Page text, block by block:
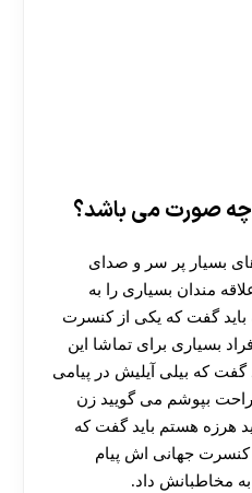
چه صورت می باشد؟
بسیار پر سر و صدای
مندان بسیاری را به
گفت که یکی از کنسرت
بسیاری برای تماشا این
گفت که بیلی آیلیش در پیامی
بپوشم می گویید زن
هرزه هستم باید گفت که
کنسرت جهانی‌ اش پیام
مخاطبانش داد.